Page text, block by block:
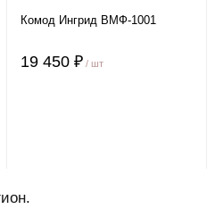
Комод Ингрид ВМФ-1001
19 450 ₽ / шт